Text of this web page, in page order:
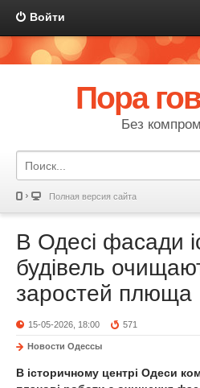
Войти
Пора
Без
Полная версия сайта
В Одесі фасади
будівель
заростей плюща
15-05-2026, 18:00 571
Новости Одессы
В історичному центрі Одеси